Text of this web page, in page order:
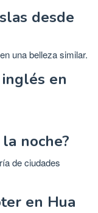
desde
una belleza similar.
en
noche?
de ciudades
en Hua